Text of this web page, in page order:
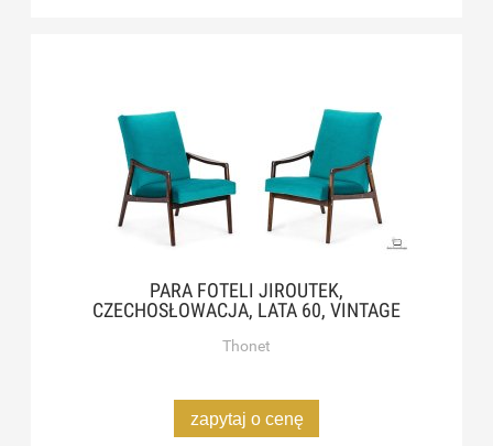
PARA FOTELI JIROUTEK,
CZECHOSŁOWACJA, LATA 60, VINTAGE
Thonet
zapytaj o cenę